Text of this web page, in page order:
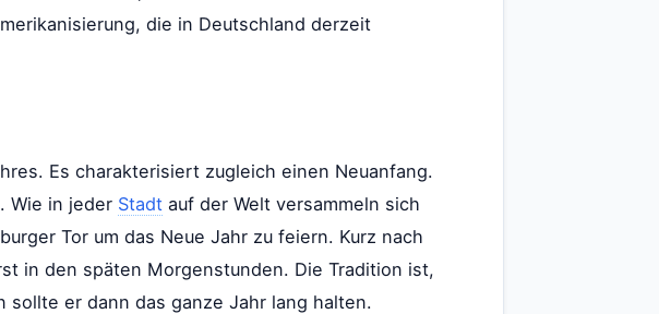
die in Deutschland derzeit
Es charakterisiert zugleich einen Neuanfang.
Wie in jeder Stadt auf der Welt versammeln sich
Tor um das Neue Jahr zu feiern. Kurz nach
in den späten Morgenstunden. Die Tradition ist,
er dann das ganze Jahr lang halten.